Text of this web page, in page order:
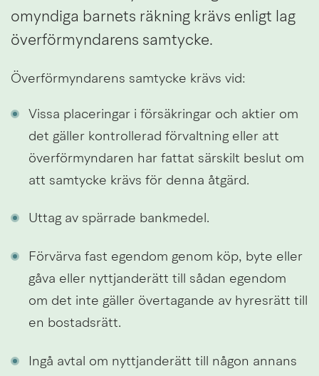
omyndiga barnets räkning krävs enligt lag
överförmyndarens samtycke.
Överförmyndarens samtycke krävs vid:
Vissa placeringar i försäkringar och aktier om
det gäller kontrollerad förvaltning eller att
överförmyndaren har fattat särskilt beslut om
att samtycke krävs för denna åtgärd.
Uttag av spärrade bankmedel.
Förvärva fast egendom genom köp, byte eller
gåva eller nyttjanderätt till sådan egendom
om det inte gäller övertagande av hyresrätt till
en bostadsrätt.
Ingå avtal om nyttjanderätt till någon annans